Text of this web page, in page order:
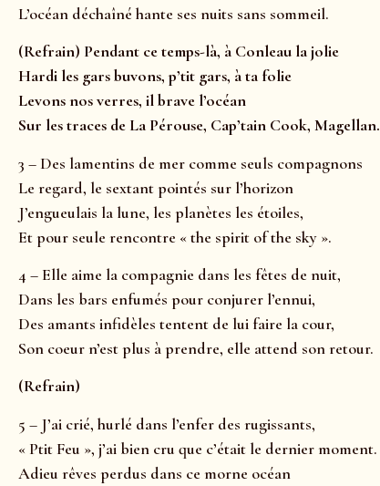
L’océan déchaîné hante ses nuits sans sommeil.
(Refrain) Pendant ce temps-là, à Conleau la jolie
Hardi les gars buvons, p’tit gars, à ta folie
Levons nos verres, il brave l’océan
Sur les traces de La Pérouse, Cap’tain Cook, Magellan.
3 – Des lamentins de mer comme seuls compagnons
Le regard, le sextant pointés sur l’horizon
J’engueulais la lune, les planètes les étoiles,
Et pour seule rencontre « the spirit of the sky ».
4 – Elle aime la compagnie dans les fêtes de nuit,
Dans les bars enfumés pour conjurer l’ennui,
Des amants infidèles tentent de lui faire la cour,
Son coeur n’est plus à prendre, elle attend son retour.
(Refrain)
5 – J’ai crié, hurlé dans l’enfer des rugissants,
« Ptit Feu », j’ai bien cru que c’était le dernier moment.
Adieu rêves perdus dans ce morne océan